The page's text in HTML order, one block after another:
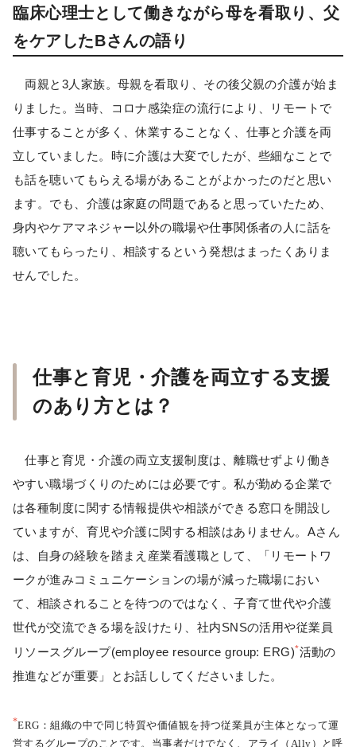
臨床心理士として働きながら母を看取り、父
をケアしたBさんの語り
両親と3人家族。母親を看取り、その後父親の介護が始ま
りました。当時、コロナ感染症の流行により、リモートで
仕事することが多く、休業することなく、仕事と介護を両
立していました。時に介護は大変でしたが、些細なことで
も話を聴いてもらえる場があることがよかったのだと思い
ます。でも、介護は家庭の問題であると思っていたため、
身内やケアマネジャー以外の職場や仕事関係者の人に話を
聴いてもらったり、相談するという発想はまったくありま
せんでした。
仕事と育児・介護を両立する支援
のあり方とは？
仕事と育児・介護の両立支援制度は、離職せずより働き
やすい職場づくりのためには必要です。私が勤める企業で
は各種制度に関する情報提供や相談ができる窓口を開設し
ていますが、育児や介護に関する相談はありません。Aさん
は、自身の経験を踏まえ産業看護職として、「リモートワ
ークが進みコミュニケーションの場が減った職場におい
て、相談されることを待つのではなく、子育て世代や介護
世代が交流できる場を設けたり、社内SNSの活用や従業員
リソースグループ(employee resource group: ERG)*活動の
推進などが重要」とお話ししてくださいました。
*ERG：組織の中で同じ特質や価値観を持つ従業員が主体となって運
営するグループのことです。当事者だけでなく、アライ（Ally）と呼